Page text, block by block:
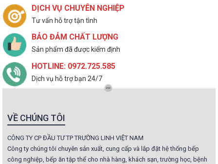
DỊCH VỤ CHUYÊN NGHIỆP
Tư vấn hỗ trợ tận tình
BẢO ĐẢM CHẤT LƯỢNG
Sản phẩm đã được kiểm định
HOTLINE: 0972.725.585
Dịch vụ hỗ trợ bạn 24/7
VỀ CHÚNG TÔI
CÔNG TY CP ĐẦU TƯ TP TRƯỜNG LINH VIỆT NAM
Công ty chúng tôi chuyên sản xuất, cung cấp và lắp đặt hệ thống bếp
công nghiệp, bếp ăn tập thể cho nhà hàng, khách sạn, trường học, bệnh